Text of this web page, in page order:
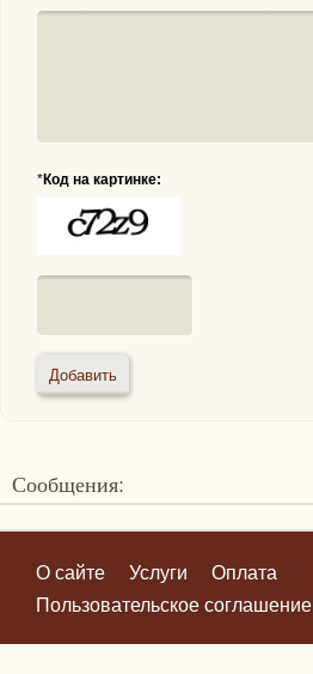
*Код на картинке:
Сообщения:
О сайте Услуги
Оплата
Пользовательское соглашение